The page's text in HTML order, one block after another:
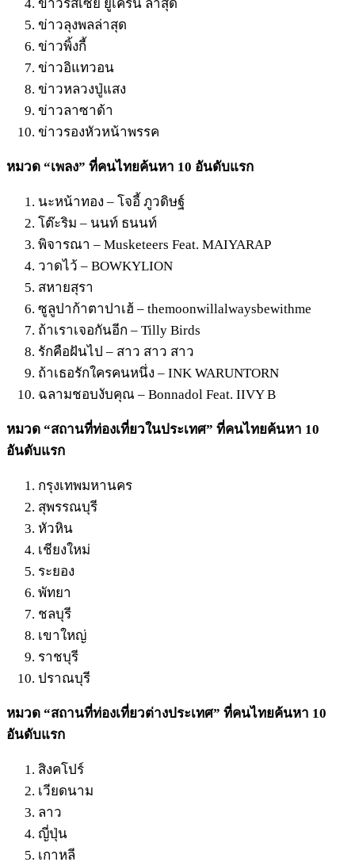
ข่าวรัสเซีย ยูเครน ล่าสุด
ข่าวลุงพลล่าสุด
ข่าวพิ้งกี้
ข่าวอิแทวอน
ข่าวหลวงปู่แสง
ข่าวลาซาด้า
ข่าวรองหัวหน้าพรรค
หมวด “เพลง” ที่คนไทยค้นหา 10 อันดับแรก
นะหน้าทอง – โจอี้ ภูวดิษฐ์
โต๊ะริม – นนท์ ธนนท์
พิจารณา – Musketeers Feat. MAIYARAP
วาดไว้ – BOWKYLION
สหายสุรา
ซูลูปาก้าตาปาเฮ้ – themoonwillalwaysbewithme
ถ้าเราเจอกันอีก – Tilly Birds
รักคือฝันไป – สาว สาว สาว
ถ้าเธอรักใครคนหนึ่ง – INK WARUNTORN
ฉลามชอบงับคุณ – Bonnadol Feat. IIVY B
หมวด “สถานที่ท่องเที่ยวในประเทศ” ที่คนไทยค้นหา 10
อันดับแรก
กรุงเทพมหานคร
สุพรรณบุรี
หัวหิน
เชียงใหม่
ระยอง
พัทยา
ชลบุรี
เขาใหญ่
ราชบุรี
ปราณบุรี
หมวด “สถานที่ท่องเที่ยวต่างประเทศ” ที่คนไทยค้นหา 10
อันดับแรก
สิงคโปร์
เวียดนาม
ลาว
ญี่ปุ่น
เกาหลี